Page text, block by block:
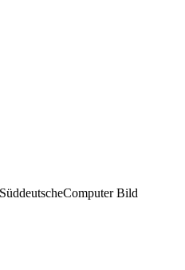
SüddeutscheComputer Bild